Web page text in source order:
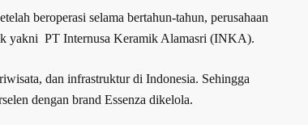
beroperasi selama bertahun-tahun, perusahaan
yakni PT Internusa Keramik Alamasri (INKA).
dan infrastruktur di Indonesia. Sehingga
dengan brand Essenza dikelola.